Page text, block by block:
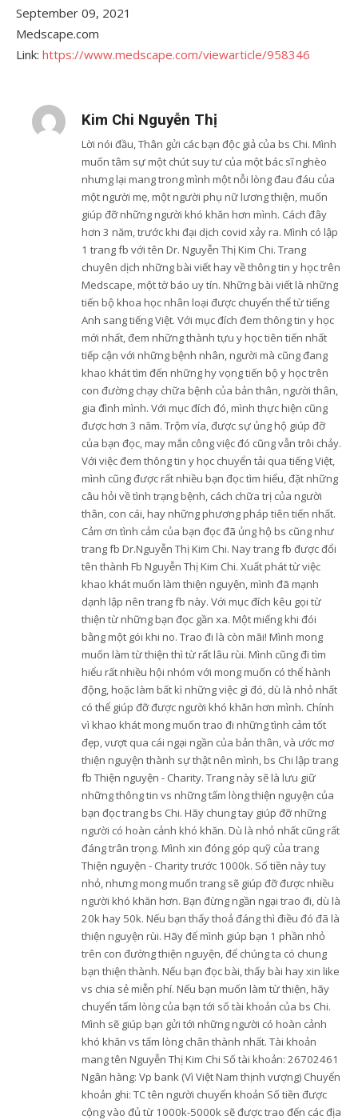
September 09, 2021
Medscape.com
Link: https://www.medscape.com/viewarticle/958346
Kim Chi Nguyễn Thị
Lời nói đầu, Thân gửi các bạn độc giả của bs Chi. Mình
muốn tâm sự một chút suy tư của một bác sĩ nghèo
nhưng lại mang trong mình một nỗi lòng đau đáu của
một người mẹ, một người phụ nữ lương thiện, muốn
giúp đỡ những người khó khăn hơn mình. Cách đây
hơn 3 năm, trước khi đại dịch covid xảy ra. Mình có lập
1 trang fb với tên Dr. Nguyễn Thị Kim Chi. Trang
chuyên dịch những bài viết hay về thông tin y học trên
Medscape, một tờ báo uy tín. Những bài viết là những
tiến bộ khoa học nhân loại được chuyển thể từ tiếng
Anh sang tiếng Việt. Với mục đích đem thông tin y học
mới nhất, đem những thành tựu y học tiên tiến nhất
tiếp cận với những bệnh nhân, người mà cũng đang
khao khát tìm đến những hy vọng tiến bộ y học trên
con đường chạy chữa bệnh của bản thân, người thân,
gia đình mình. Với mục đích đó, mình thực hiện cũng
được hơn 3 năm. Trộm vía, được sự ủng hộ giúp đỡ
của bạn đọc, may mắn công việc đó cũng vẫn trôi chảy.
Với việc đem thông tin y học chuyển tải qua tiếng Việt,
mình cũng được rất nhiều bạn đọc tìm hiểu, đặt những
câu hỏi về tình trạng bệnh, cách chữa trị của người
thân, con cái, hay những phương pháp tiên tiến nhất.
Cảm ơn tình cảm của bạn đọc đã ủng hộ bs cũng như
trang fb Dr.Nguyễn Thị Kim Chi. Nay trang fb được đổi
tên thành Fb Nguyễn Thị Kim Chi. Xuất phát từ việc
khao khát muốn làm thiện nguyện, mình đã mạnh
dạnh lập nên trang fb này. Với mục đích kêu gọi từ
thiện từ những bạn đọc gần xa. Một miếng khi đói
bằng một gói khi no. Trao đi là còn mãi! Mình mong
muốn làm từ thiện thì từ rất lâu rùi. Mình cũng đi tìm
hiểu rất nhiều hội nhóm với mong muốn có thể hành
động, hoặc làm bất kì những việc gì đó, dù là nhỏ nhất
có thể giúp đỡ được người khó khăn hơn mình. Chính
vì khao khát mong muốn trao đi những tình cảm tốt
đẹp, vượt qua cái ngại ngần của bản thân, và ước mơ
thiện nguyện thành sự thật nên mình, bs Chi lập trang
fb Thiện nguyện - Charity. Trang này sẽ là lưu giữ
những thông tin vs những tấm lòng thiện nguyện của
bạn đọc trang bs Chi. Hãy chung tay giúp đỡ những
người có hoàn cảnh khó khăn. Dù là nhỏ nhất cũng rất
đáng trân trọng. Mình xin đóng góp quỹ của trang
Thiện nguyện - Charity trước 1000k. Số tiền này tuy
nhỏ, nhưng mong muốn trang sẽ giúp đỡ được nhiều
người khó khăn hơn. Bạn đừng ngần ngại trao đi, dù là
20k hay 50k. Nếu bạn thấy thoả đáng thì điều đó đã là
thiện nguyện rùi. Hãy để mình giúp bạn 1 phần nhỏ
trên con đường thiện nguyện, để chúng ta có chung
bạn thiện thành. Nếu bạn đọc bài, thấy bài hay xin like
vs chia sẻ miễn phí. Nếu bạn muốn làm từ thiện, hãy
chuyển tấm lòng của bạn tới số tài khoản của bs Chi.
Mình sẽ giúp bạn gửi tới những người có hoàn cảnh
khó khăn vs tấm lòng chân thành nhất. Tài khoản
mang tên Nguyễn Thị Kim Chi Số tài khoản: 26702461
Ngân hàng: Vp bank (Vì Việt Nam thịnh vượng) Chuyển
khoản ghi: TC tên người chuyển khoản Số tiền được
cộng vào đủ từ 1000k-5000k sẽ được trao đến các địa